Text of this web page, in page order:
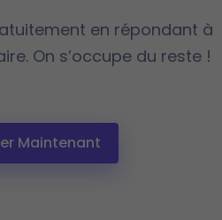
en répondant à
On s’occupe du reste !
Maintenant